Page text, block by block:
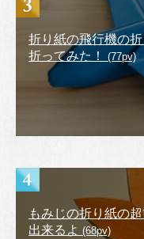
折り紙の飛行機の
折ってみた！
(77pv)
もみじの折り紙の
出来るよ (68pv)